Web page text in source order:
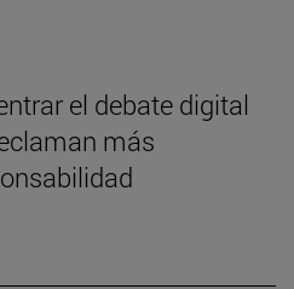
el debate digital
más